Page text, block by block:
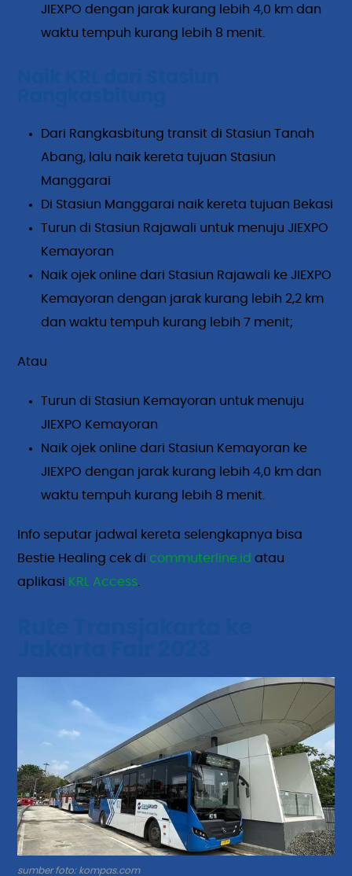
JIEXPO dengan jarak kurang lebih 4,0 km dan
waktu tempuh kurang lebih 8 menit.
Dari Rangkasbitung transit di Stasiun Tanah
Abang, lalu naik kereta tujuan Stasiun
Manggarai
Di Stasiun Manggarai naik kereta tujuan Bekasi
Turun di Stasiun Rajawali untuk menuju JIEXPO
Kemayoran
Naik ojek online dari Stasiun Rajawali ke JIEXPO
Kemayoran dengan jarak kurang lebih 2,2 km
dan waktu tempuh kurang lebih 7 menit;
Atau
Turun di Stasiun Kemayoran untuk menuju
JIEXPO Kemayoran
Naik ojek online dari Stasiun Kemayoran ke
JIEXPO dengan jarak kurang lebih 4,0 km dan
waktu tempuh kurang lebih 8 menit.
Info seputar jadwal kereta selengkapnya bisa
Bestie Healing cek dicommuterline.id atau
aplikasi KRL Access
sumber foto: kompas.com